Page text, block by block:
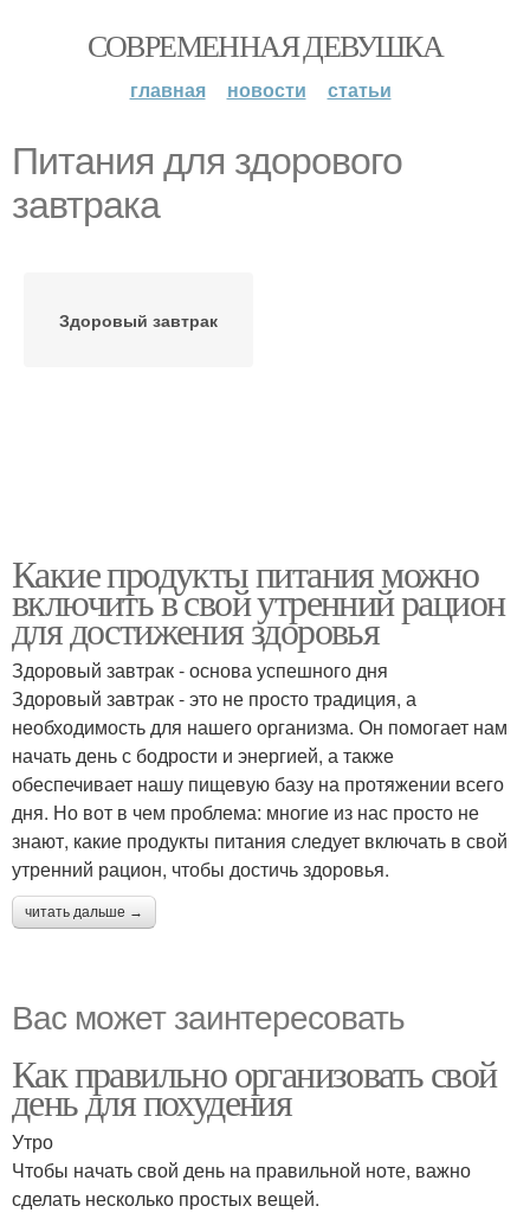
СОВРЕМЕННАЯ ДЕВУШКА
главная новости статьи
Питания для здорового
завтрака
Здоровый завтрак
Какие продукты питания можно
включить в свой утренний рацион
для достижения здоровья
Здоровый завтрак - основа успешного дня
Здоровый завтрак - это не просто традиция, а
необходимость для нашего организма. Он помогает нам
начать день с бодрости и энергией, а также
обеспечивает нашу пищевую базу на протяжении всего
дня. Но вот в чем проблема: многие из нас просто не
знают, какие продукты питания следует включать в свой
утренний рацион, чтобы достичь здоровья.
читать дальше →
Вас может заинтересовать
Как правильно организовать свой
день для похудения
Утро
Чтобы начать свой день на правильной ноте, важно
сделать несколько простых вещей.